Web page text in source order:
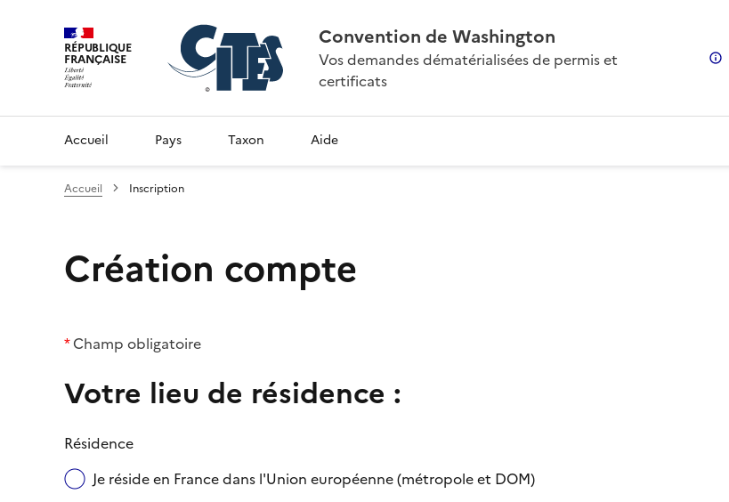
RÉPUBLIQUE
FRANÇAISE
Convention de Washington
Vos demandes dématérialisées de permis et
certificats
Accueil Pays Taxon Aide
Accueil Inscription
Création compte
*Champ obligatoire
Votre lieu de résidence :
Résidence
Je réside en France dans l'Union européenne (métropole et DOM)